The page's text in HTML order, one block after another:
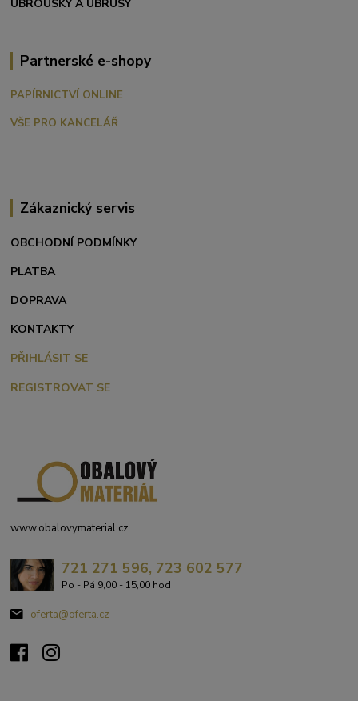
UBROUSKY A UBRUSY
Partnerské e-shopy
PAPÍRNICTVÍ ONLINE
VŠE PRO KANCELÁŘ
Zákaznický servis
OBCHODNÍ PODMÍNKY
PLATBA
DOPRAVA
KONTAKTY
PŘIHLÁSIT SE
REGISTROVAT SE
www.obalovymaterial.cz
721 271 596, 723 602 577
Po - Pá 9,00 - 15,00 hod
oferta@oferta.cz